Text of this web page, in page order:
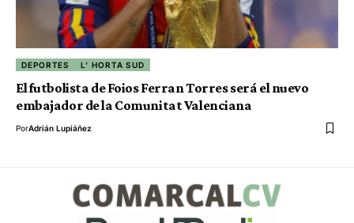
DEPORTES L' HORTA SUD
El futbolista de Foios Ferran Torres será el nuevo
embajador de la Comunitat Valenciana
PorAdrián Lupiáñez